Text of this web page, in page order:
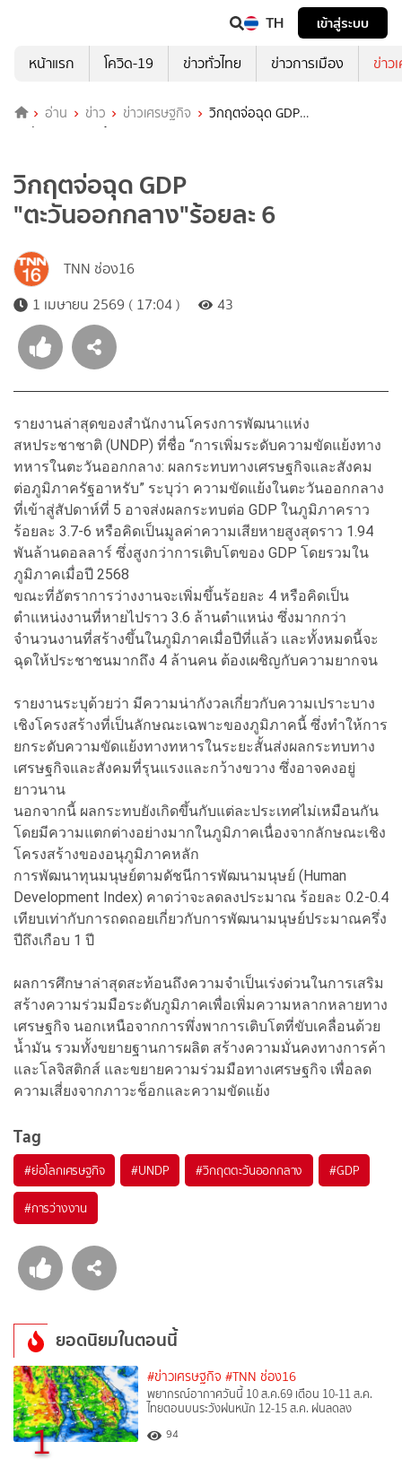
TH
เข้าสู่ระบบ
หน้าแรก
โควิด-19 ข่าวทั่วไทย ข่าวการเมือง ข่าว
อ่าน ข่าว ข่าวเศรษฐกิจ
วิกฤตจ่อฉุด GDP
"ตะวันออกกลาง"ร้อยละ 6
วิกฤตจ่อฉุด GDP
"ตะวันออกกลาง"ร้อยละ 6
TNN ช่อง16
1 เมษายน 2569 ( 17:04 )
43
รายงานล่าสุดของสำนักงานโครงการพัฒนาแห่ง
สหประชาชาติ (UNDP) ที่ชื่อ “การเพิ่มระดับความขัดแย้งทาง
ทหารในตะวันออกกลาง: ผลกระทบทางเศรษฐกิจและสังคม
ต่อภูมิภาครัฐอาหรับ” ระบุว่า ความขัดแย้งในตะวันออกกลาง
ที่เข้าสู่สัปดาห์ที่ 5 อาจส่งผลกระทบต่อ GDP ในภูมิภาคราว
ร้อยละ 3.7-6 หรือคิดเป็นมูลค่าความเสียหายสูงสุดราว 1.94
พันล้านดอลลาร์ ซึ่งสูงกว่าการเติบโตของ GDP โดยรวมใน
ภูมิภาคเมื่อปี 2568
ขณะที่อัตราการว่างงานจะเพิ่มขึ้นร้อยละ 4 หรือคิดเป็น
ตำแหน่งงานที่หายไปราว 3.6 ล้านตำแหน่ง ซึ่งมากกว่า
จำนวนงานที่สร้างขึ้นในภูมิภาคเมื่อปีที่แล้ว และทั้งหมดนี้จะ
ฉุดให้ประชาชนมากถึง 4 ล้านคน ต้องเผชิญกับความยากจน
รายงานระบุด้วยว่า มีความน่ากังวลเกี่ยวกับความเปราะบาง
เชิงโครงสร้างที่เป็นลักษณะเฉพาะของภูมิภาคนี้ ซึ่งทำให้การ
ยกระดับความขัดแย้งทางทหารในระยะสั้นส่งผลกระทบทาง
เศรษฐกิจและสังคมที่รุนแรงและกว้างขวาง ซึ่งอาจคงอยู่
ยาวนาน
นอกจากนี้ ผลกระทบยังเกิดขึ้นกับแต่ละประเทศไม่เหมือนกัน
โดยมีความแตกต่างอย่างมากในภูมิภาคเนื่องจากลักษณะเชิง
โครงสร้างของอนุภูมิภาคหลัก
การพัฒนาทุนมนุษย์ตามดัชนีการพัฒนามนุษย์ (Human
Development Index) คาดว่าจะลดลงประมาณ ร้อยละ 0.2-0.4
เทียบเท่ากับการถดถอยเกี่ยวกับการพัฒนามนุษย์ประมาณครึ่ง
ปีถึงเกือบ 1 ปี
ผลการศึกษาล่าสุดสะท้อนถึงความจำเป็นเร่งด่วนในการเสริม
สร้างความร่วมมือระดับภูมิภาคเพื่อเพิ่มความหลากหลายทาง
เศรษฐกิจ นอกเหนือจากการพึ่งพาการเติบโตที่ขับเคลื่อนด้วย
น้ำมัน รวมทั้งขยายฐานการผลิต สร้างความมั่นคงทางการค้า
และโลจิสติกส์ และขยายความร่วมมือทางเศรษฐกิจ เพื่อลด
ความเสี่ยงจากภาวะช็อกและความขัดแย้ง
Tag
#ย่อโลกเศรษฐกิจ #UNDP #วิกฤตตะวันออกกลาง #GDP
#การว่างงาน
ยอดนิยมในตอนนี้
1
#ข่าวเศรษฐกิจ #TNN ช่อง16
พยากรณ์อากาศวันนี้ 10 ส.ค.69 เตือน 10-11 ส.ค.
ไทยตอนบนระวังฝนหนัก 12-15 ส.ค. ฝนลดลง
94